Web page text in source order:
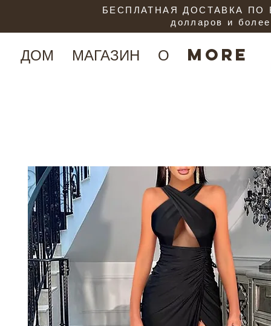
ДОМ МАГАЗИН О More
БЕСПЛАТНАЯ ДОСТАВКА ПО
долларов и